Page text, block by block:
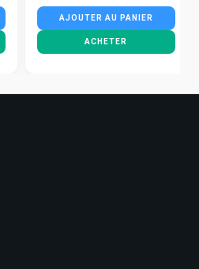
AJOUTER AU PANIER
ACHETER